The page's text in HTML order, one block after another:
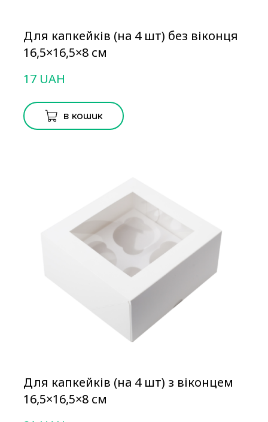
Для капкейків (на 4 шт) без віконця
16,5×16,5×8 см
17 UAH
в кошик
Для капкейків (на 4 шт) з віконцем
16,5×16,5×8 см